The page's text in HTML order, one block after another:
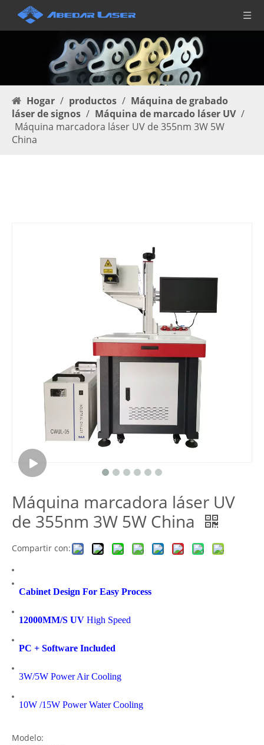
Hogar / productos / Máquina de grabado
láser de signos / Máquina de marcado láser UV /
Máquina marcadora láser UV de 355nm 3W 5W
China
Máquina marcadora láser UV
de 355nm 3W 5W China
Compartir con:
Cabinet Design For Easy Process
12000MM/S UV High Speed
PC + Software Included
3W/5W Power Air Cooling
10W /15W Power Water Cooling
Modelo: